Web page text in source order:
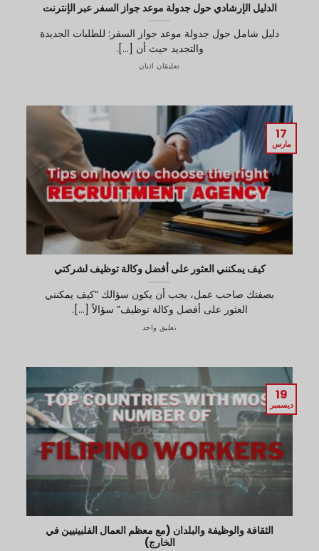
الدليل الإرشادي حول جدولة موعد جواز السفر عبر الإنترنت
دليل شامل حول جدولة موعد جواز السفر: للطلبات الجديدة
والتجديد حيث أن [...].
تعليقان اثنان
كيف يمكنني العثور على أفضل وكالة توظيف لشركتي
بصفتك صاحب عمل، يجب أن يكون سؤالك “كيف يمكنني
العثور على أفضل وكالة توظيف” سؤالاً [...].
تعليق واحد
17
مارس
الثقافة والوظيفة والبلدان (مع معظم العمال الفلبينيين في
الخارج)
19
ديسمبر